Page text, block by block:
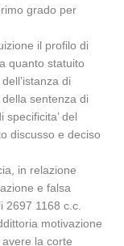
grado per
il profilo di
quanto statuito
di
sentenza di
del
discusso e deciso
in relazione
e falsa
2697 1168 c.c.
motivazione
la corte